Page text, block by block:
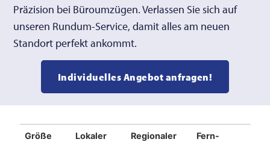
Präzision bei Büroumzügen. Verlassen Sie sich auf
unseren Rundum-Service, damit alles am neuen
Standort perfekt ankommt.
Individuelles Angebot anfragen!
Größe
Lokaler
Regionaler
Fern-